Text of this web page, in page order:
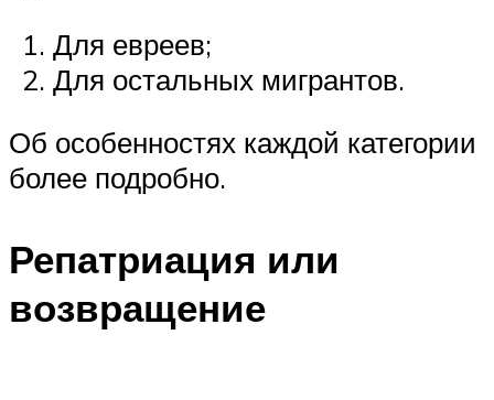
Для евреев;
Для остальных мигрантов.
Об особенностях каждой категории
более подробно.
Репатриация или
возвращение